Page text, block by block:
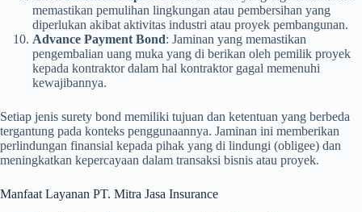
memastikan pemulihan lingkungan atau pembersihan yang
diperlukan akibat aktivitas industri atau proyek pembangunan.
Advance Payment Bond: Jaminan yang memastikan
pengembalian uang muka yang di berikan oleh pemilik proyek
kepada kontraktor dalam hal kontraktor gagal memenuhi
kewajibannya.
Setiap jenis surety bond memiliki tujuan dan ketentuan yang berbeda
tergantung pada konteks penggunaannya. Jaminan ini memberikan
perlindungan finansial kepada pihak yang di lindungi (obligee) dan
meningkatkan kepercayaan dalam transaksi bisnis atau proyek.
Manfaat Layanan PT. Mitra Jasa Insurance